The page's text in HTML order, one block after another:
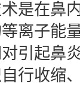
是在鼻
离子能
引起鼻
行收缩